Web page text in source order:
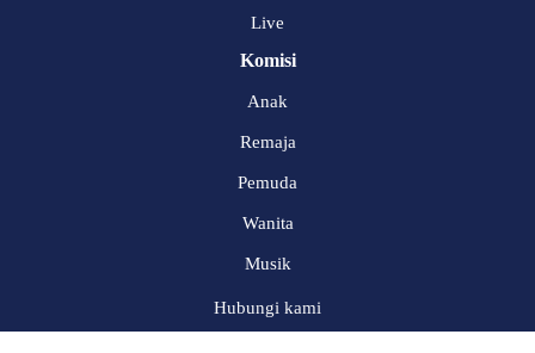
Live
Komisi
Anak
Remaja
Pemuda
Wanita
Musik
Hubungi kami